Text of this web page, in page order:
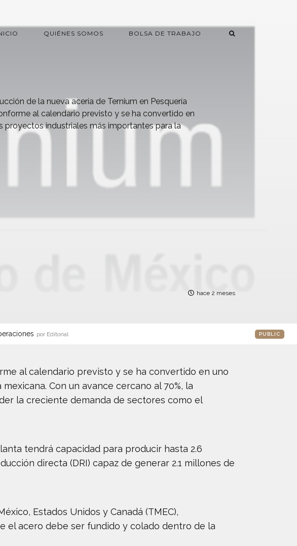
QUIÉNES SOMOS BOLSA DE TRABAJO
de la nueva acería de Ternium en Pesquería
al calendario previsto y se ha convertido en
proyectos industriales más importantes para la
hace 2 meses
por Editorial PUBLIC
al calendario previsto y se ha convertido en uno
Con un avance cercano al 70%, la
la creciente demanda de sectores como el
tendrá capacidad para producir hasta 2.6
directa (DRI) capaz de generar 2.1 millones de
Estados Unidos y Canadá (TMEC),
el acero debe ser fundido y colado dentro de la